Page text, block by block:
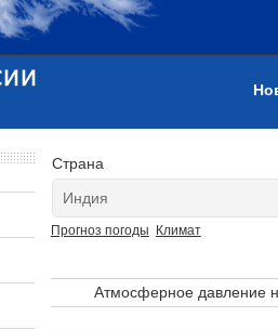
Страна
Прогноз погоды Климат
Атмосферное давление